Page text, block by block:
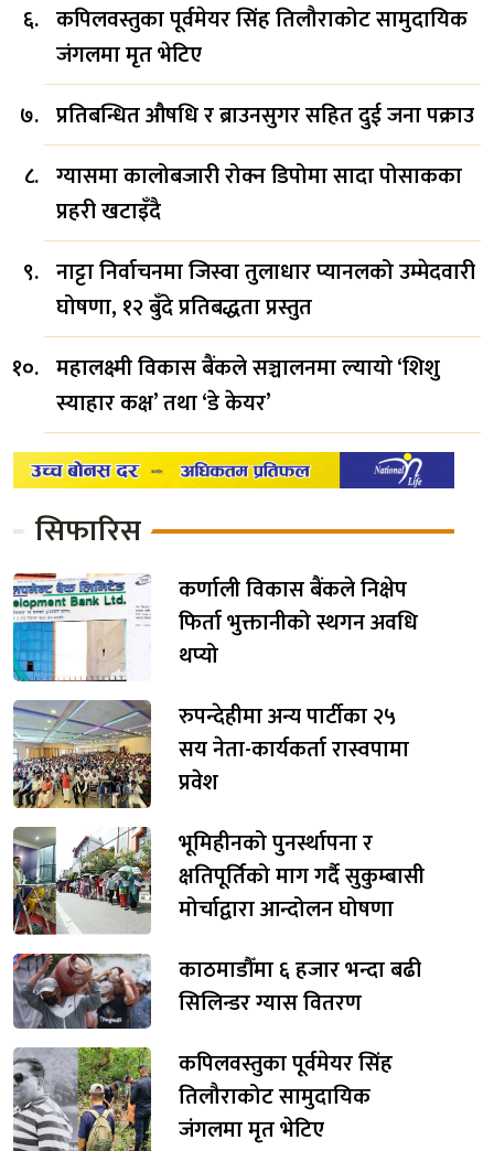
कपिलवस्तुका पूर्वमेयर सिंह तिलौराकोट सामुदायिक
जंगलमा मृत भेटिए
प्रतिबन्धित औषधि र ब्राउनसुगर सहित दुई जना पक्राउ
ग्यासमा कालोबजारी रोक्न डिपोमा सादा पोसाकका
प्रहरी खटाइँदै
नाट्टा निर्वाचनमा जिस्वा तुलाधार प्यानलको उम्मेदवारी
घोषणा, १२ बुँदे प्रतिबद्धता प्रस्तुत
महालक्ष्मी विकास बैंकले सञ्चालनमा ल्यायो ‘शिशु
स्याहार कक्ष’ तथा ‘डे केयर’
सिफारिस
कर्णाली विकास बैंकले निक्षेप
फिर्ता भुक्तानीको स्थगन अवधि
थप्यो
रुपन्देहीमा अन्य पार्टीका २५
सय नेता-कार्यकर्ता रास्वपामा
प्रवेश
भूमिहीनको पुनर्स्थापना र
क्षतिपूर्तिको माग गर्दै सुकुम्बासी
मोर्चाद्वारा आन्दोलन घोषणा
काठमाडौँमा ६ हजार भन्दा बढी
सिलिन्डर ग्यास वितरण
कपिलवस्तुका पूर्वमेयर सिंह
तिलौराकोट सामुदायिक
जंगलमा मृत भेटिए